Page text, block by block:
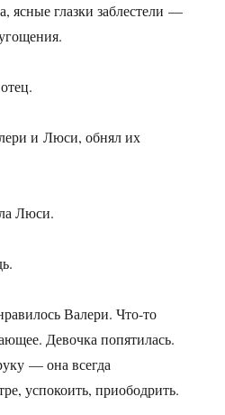
ясные глазки заблестели —
и Люси, обнял их
Люси.
Валери. Что-то
Девочка попятилась.
— она всегда
успокоить, приободрить.